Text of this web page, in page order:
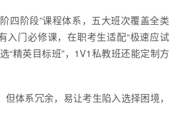
四阶段”课程体系，五大班次覆盖全类
入门必修课，在职考生适配“极速应试
“精英目标班”，1V1私教班还能定制方
但体系冗余，易让考生陷入选择困境，